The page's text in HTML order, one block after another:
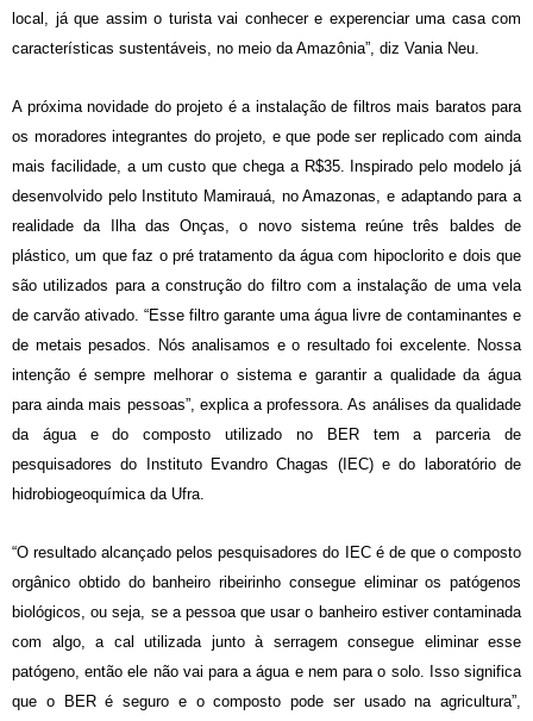
local, já que assim o turista vai conhecer e experenciar uma casa com
características sustentáveis, no meio da Amazônia”, diz Vania Neu.
A próxima novidade do projeto é a instalação de filtros mais baratos para
os moradores integrantes do projeto, e que pode ser replicado com ainda
mais facilidade, a um custo que chega a R$35. Inspirado pelo modelo já
desenvolvido pelo Instituto Mamirauá, no Amazonas, e adaptando para a
realidade da Ilha das Onças, o novo sistema reúne três baldes de
plástico, um que faz o pré tratamento da água com hipoclorito e dois que
são utilizados para a construção do filtro com a instalação de uma vela
de carvão ativado. “Esse filtro garante uma água livre de contaminantes e
de metais pesados. Nós analisamos e o resultado foi excelente. Nossa
intenção é sempre melhorar o sistema e garantir a qualidade da água
para ainda mais pessoas”, explica a professora. As análises da qualidade
da água e do composto utilizado no BER tem a parceria de
pesquisadores do Instituto Evandro Chagas (IEC) e do laboratório de
hidrobiogeoquímica da Ufra.
“O resultado alcançado pelos pesquisadores do IEC é de que o composto
orgânico obtido do banheiro ribeirinho consegue eliminar os patógenos
biológicos, ou seja, se a pessoa que usar o banheiro estiver contaminada
com algo, a cal utilizada junto à serragem consegue eliminar esse
patógeno, então ele não vai para a água e nem para o solo. Isso significa
que o BER é seguro e o composto pode ser usado na agricultura”,